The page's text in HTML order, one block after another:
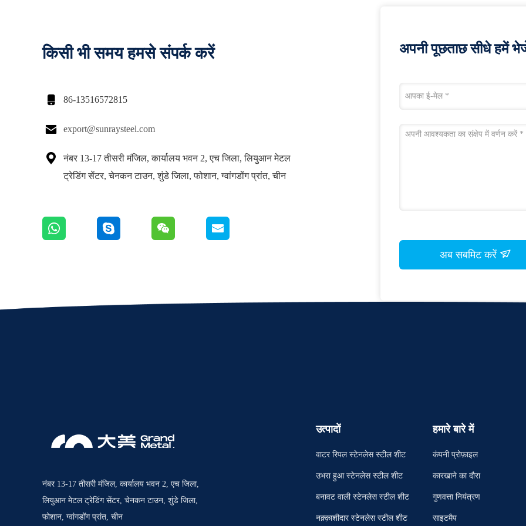
किसी भी समय हमसे संपर्क करें
 86-13516572815
 export@sunraysteel.com

नंबर 13-17 तीसरी मंजिल, कार्यालय भवन 2, एच जिला, लियुआन मेटल
ट्रेडिंग सेंटर, चेनकन टाउन, शुंडे जिला, फोशान, ग्वांगडोंग प्रांत, चीन
अपनी पूछताछ सीधे हमें
अब सबमिट करें
नंबर 13-17 तीसरी मंजिल, कार्यालय भवन 2, एच जिला,
लियुआन मेटल ट्रेडिंग सेंटर, चेनकन टाउन, शुंडे जिला,
फोशान, ग्वांगडोंग प्रांत, चीन
उत्पादों
वाटर रिपल स्टेनलेस स्टील शीट
उभरा हुआ स्टेनलेस स्टील शीट
बनावट वाली स्टेनलेस स्टील शीट
नक़्क़ाशीदार स्टेनलेस स्टील शीट
हमारे बारे में
कंपनी प्रोफ़ाइल
कारखाने का दौरा
गुणवत्ता नियंत्रण
साइटमैप